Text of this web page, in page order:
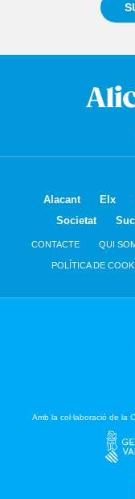
Alacant Elx
Societat
CONTACTE QUI
POLÍTICA DE
Amb la col·laboració de la